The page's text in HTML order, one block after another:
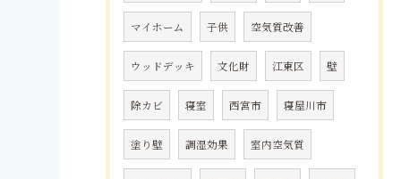
マイホーム 子供 空気質改善
ウッドデッキ 文化財 江東区 壁
除カビ 寝室 西宮市 寝屋川市
塗り壁 調湿効果 室内空気質